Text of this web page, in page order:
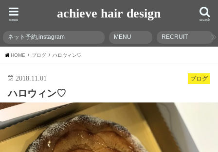
achieve hair design search
menu
ネット予約,instagram MENU RECRUIT
HOME ブログ ハロウィン♡
ブログ
2018.11.01
ハロウィン♡